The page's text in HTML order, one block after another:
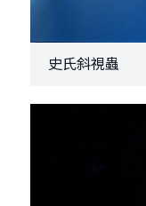
史氏斜視蟲